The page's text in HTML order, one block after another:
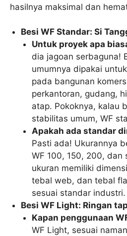
hasilnya maksimal dan
Besi WF Standar: Si
Untuk proyek apa
dia jagoan serbaguna!
umumnya dipakai
pada bangunan
perkantoran, gudang,
atap. Pokoknya, kalau
stabilitas umum, WF
Apakah ada standar
Pasti ada! Ukurannya
WF 100, 150, 200, dan
ukuran memiliki
tebal web, dan tebal
sesuai standar industri.
Besi WF Light: Ringan
Kapan penggunaan
WF Light, sesuai